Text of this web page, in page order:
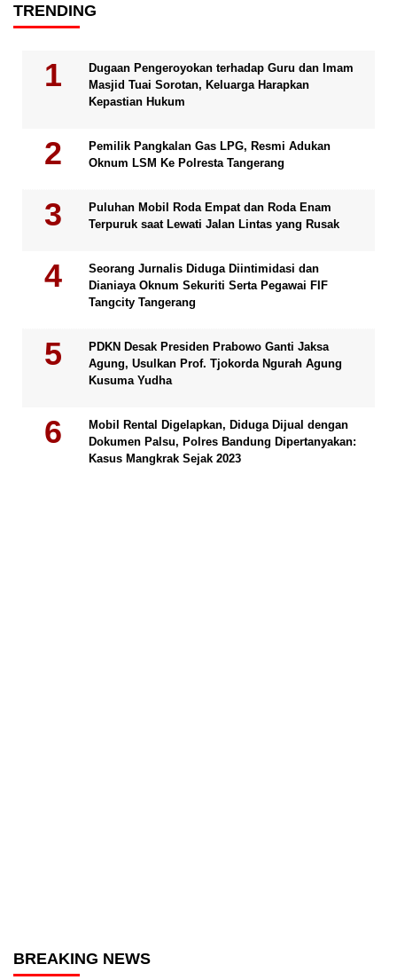
TRENDING
Dugaan Pengeroyokan terhadap Guru dan Imam
Masjid Tuai Sorotan, Keluarga Harapkan
Kepastian Hukum
Pemilik Pangkalan Gas LPG, Resmi Adukan
Oknum LSM Ke Polresta Tangerang
Puluhan Mobil Roda Empat dan Roda Enam
Terpuruk saat Lewati Jalan Lintas yang Rusak
Seorang Jurnalis Diduga Diintimidasi dan
Dianiaya Oknum Sekuriti Serta Pegawai FIF
Tangcity Tangerang
PDKN Desak Presiden Prabowo Ganti Jaksa
Agung, Usulkan Prof. Tjokorda Ngurah Agung
Kusuma Yudha
Mobil Rental Digelapkan, Diduga Dijual dengan
Dokumen Palsu, Polres Bandung Dipertanyakan:
Kasus Mangkrak Sejak 2023
BREAKING NEWS